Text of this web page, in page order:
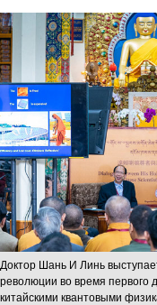
Доктор Шань И Линь
революции во время первого
китайскими квантовыми